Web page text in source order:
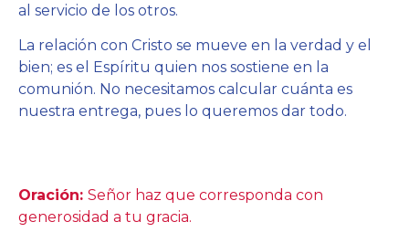
al servicio de los otros.
La relación con Cristo se mueve en la verdad y el
bien; es el Espíritu quien nos sostiene en la
comunión. No necesitamos calcular cuánta es
nuestra entrega, pues lo queremos dar todo.
Oración: Señor haz que corresponda con
generosidad a tu gracia.